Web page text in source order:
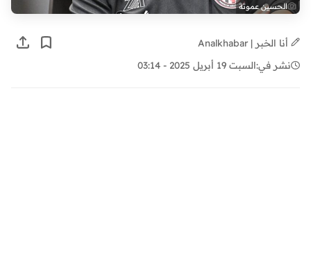
الحسين عموتة
أنا الخبر | Analkhabar
نشر في:السبت 19 أبريل 2025 - 03:14